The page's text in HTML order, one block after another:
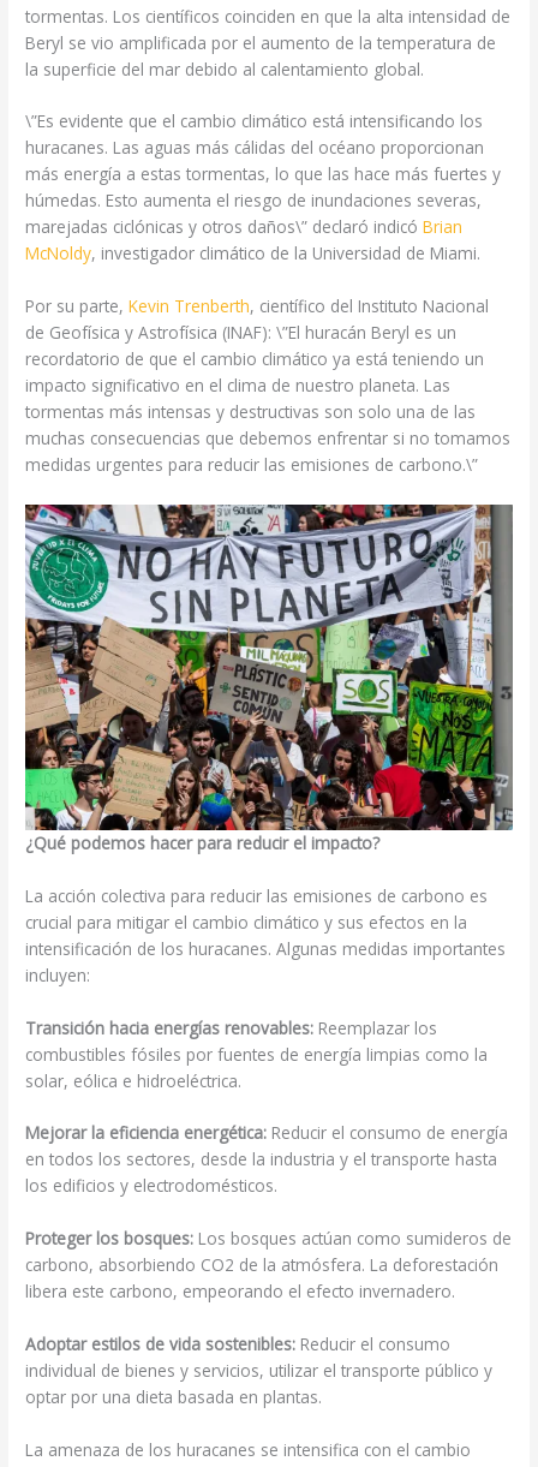
tormentas. Los científicos coinciden en que la alta intensidad de
Beryl se vio amplificada por el aumento de la temperatura de
la superficie del mar debido al calentamiento global.
\”Es evidente que el cambio climático está intensificando los
huracanes. Las aguas más cálidas del océano proporcionan
más energía a estas tormentas, lo que las hace más fuertes y
húmedas. Esto aumenta el riesgo de inundaciones severas,
marejadas ciclónicas y otros daños\” declaró indicóBrian
McNoldy, investigador climático de la Universidad de Miami.
Por su parte,Kevin Trenberth, científico del Instituto Nacional
de Geofísica y Astrofísica (INAF): \”El huracán Beryl es un
recordatorio de que el cambio climático ya está teniendo un
impacto significativo en el clima de nuestro planeta. Las
tormentas más intensas y destructivas son solo una de las
muchas consecuencias que debemos enfrentar si no tomamos
medidas urgentes para reducir las emisiones de carbono.\”
¿Qué podemos hacer para reducir el impacto?
La acción colectiva para reducir las emisiones de carbono es
crucial para mitigar el cambio climático y sus efectos en la
intensificación de los huracanes. Algunas medidas importantes
incluyen:
Transición hacia energías renovables: Reemplazar los
combustibles fósiles por fuentes de energía limpias como la
solar, eólica e hidroeléctrica.
Mejorar la eficiencia energética: Reducir el consumo de energía
en todos los sectores, desde la industria y el transporte hasta
los edificios y electrodomésticos.
Proteger los bosques: Los bosques actúan como sumideros de
carbono, absorbiendo CO2 de la atmósfera. La deforestación
libera este carbono, empeorando el efecto invernadero.
Adoptar estilos de vida sostenibles: Reducir el consumo
individual de bienes y servicios, utilizar el transporte público y
optar por una dieta basada en plantas.
La amenaza de los huracanes se intensifica con el cambio